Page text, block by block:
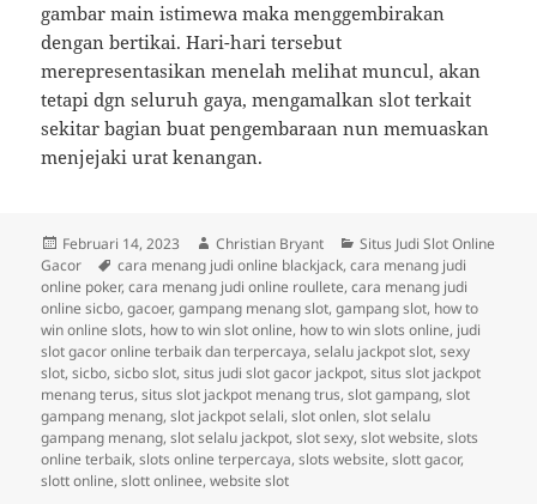
gambar main istimewa maka menggembirakan
dengan bertikai. Hari-hari tersebut
merepresentasikan menelah melihat muncul, akan
tetapi dgn seluruh gaya, mengamalkan slot terkait
sekitar bagian buat pengembaraan nun memuaskan
menjejaki urat kenangan.
Diposkan
pada
Februari 14, 2023 Penulis
Christian Bryant Kategori
Situs Judi Slot Online
Gacor
Tag
cara menang judi online blackjack,cara menang judi
online poker,cara menang judi online roullete,cara menang judi
online sicbo,gacoer,gampang menang slot,gampang slot, how to
win online slots, how to win slot online, how to win slots online, judi
slot gacor online terbaik dan terpercaya,selalu jackpot slot,sexy
slot,sicbo,sicbo slot,situs judi slot gacor jackpot,situs slot jackpot
menang terus,situs slot jackpot menang trus,slot gampang,slot
gampang menang,slot jackpot selali,slot onlen,slot selalu
gampang menang,slot selalu jackpot,slot sexy,slot website,slots
online terbaik,slots online terpercaya,slots website,slott gacor,
slott online,slott onlinee,website slot